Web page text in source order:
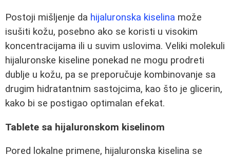
Postoji mišljenje da hijaluronska kiselina može
isušiti kožu, posebno ako se koristi u visokim
koncentracijama ili u suvim uslovima. Veliki molekuli
hijaluronske kiseline ponekad ne mogu prodreti
dublje u kožu, pa se preporučuje kombinovanje sa
drugim hidratantnim sastojcima, kao što je glicerin,
kako bi se postigao optimalan efekat.
Tablete sa hijaluronskom kiselinom
Pored lokalne primene, hijaluronska kiselina se